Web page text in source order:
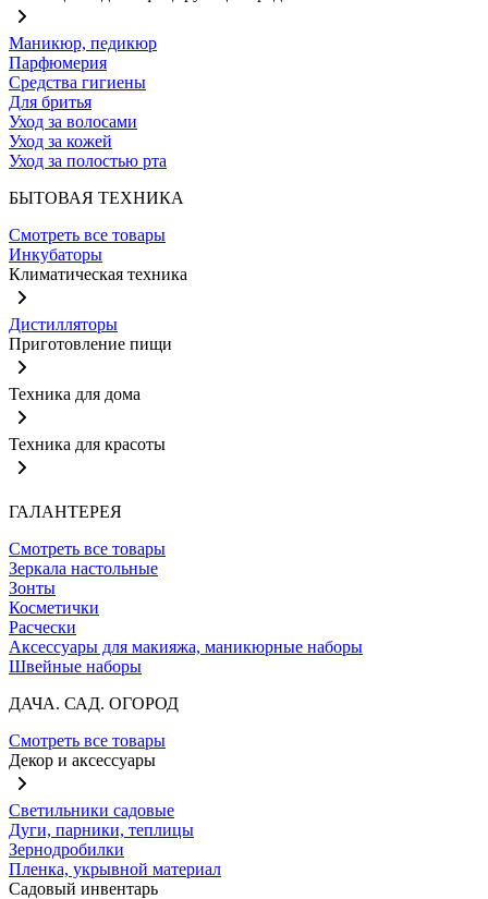
Маникюр, педикюр
Парфюмерия
Средства гигиены
Для бритья
Уход за волосами
Уход за кожей
Уход за полостью рта
БЫТОВАЯ ТЕХНИКА
Смотреть все товары
Инкубаторы
Климатическая техника
Дистилляторы
Приготовление пищи
Техника для дома
Техника для красоты
ГАЛАНТЕРЕЯ
Смотреть все товары
Зеркала настольные
Зонты
Косметички
Расчески
Аксессуары для макияжа, маникюрные наборы
Швейные наборы
ДАЧА. САД. ОГОРОД
Смотреть все товары
Декор и аксессуары
Светильники садовые
Дуги, парники, теплицы
Зернодробилки
Пленка, укрывной материал
Садовый инвентарь